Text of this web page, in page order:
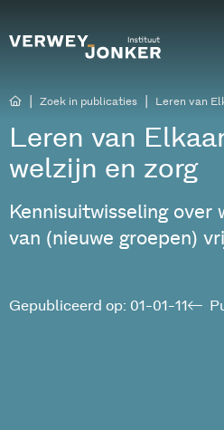
Zoek in publicaties Leren van
Leren van
welzijn en zorg
Kennisuitwisseling over
van (nieuwe groepen)
Gepubliceerd op: 01-01-11